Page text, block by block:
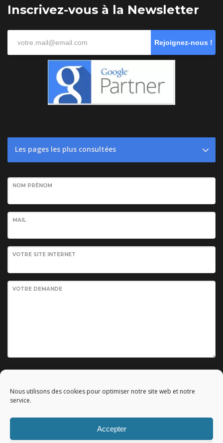
Nous utilisons des cookies pour optimiser notre site web et notre
service.
Accepter
Inscrivez-vous à la Newsletter
Rejoignez-nous !
Les pages les plus consultées
NOM PRÉNOM
MAIL
VOTRE SITE INTERNET
VOTRE DEMANDE